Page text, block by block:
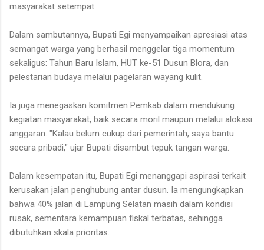
masyarakat setempat.
Dalam sambutannya, Bupati Egi menyampaikan apresiasi atas
semangat warga yang berhasil menggelar tiga momentum
sekaligus: Tahun Baru Islam, HUT ke-51 Dusun Blora, dan
pelestarian budaya melalui pagelaran wayang kulit.
Ia juga menegaskan komitmen Pemkab dalam mendukung
kegiatan masyarakat, baik secara moril maupun melalui alokasi
anggaran. "Kalau belum cukup dari pemerintah, saya bantu
secara pribadi," ujar Bupati disambut tepuk tangan warga.
Dalam kesempatan itu, Bupati Egi menanggapi aspirasi terkait
kerusakan jalan penghubung antar dusun. Ia mengungkapkan
bahwa 40% jalan di Lampung Selatan masih dalam kondisi
rusak, sementara kemampuan fiskal terbatas, sehingga
dibutuhkan skala prioritas.